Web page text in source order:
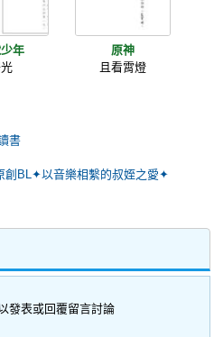
年
原神
且看霄燈
書
創BL✦以音樂相繫的叔姪之愛✦
發表或回覆留言討論